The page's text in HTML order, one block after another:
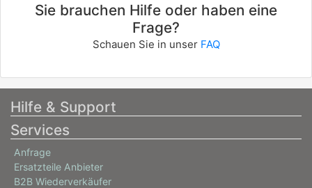
10/1996 - 10/2004
info
2.0 16V
Sie brauchen Hilfe oder haben eine
Frage?
Schauen Sie in unser FAQ
Hilfe & Support
Services
Anfrage
Ersatzteile Anbieter
B2B Wiederverkäufer